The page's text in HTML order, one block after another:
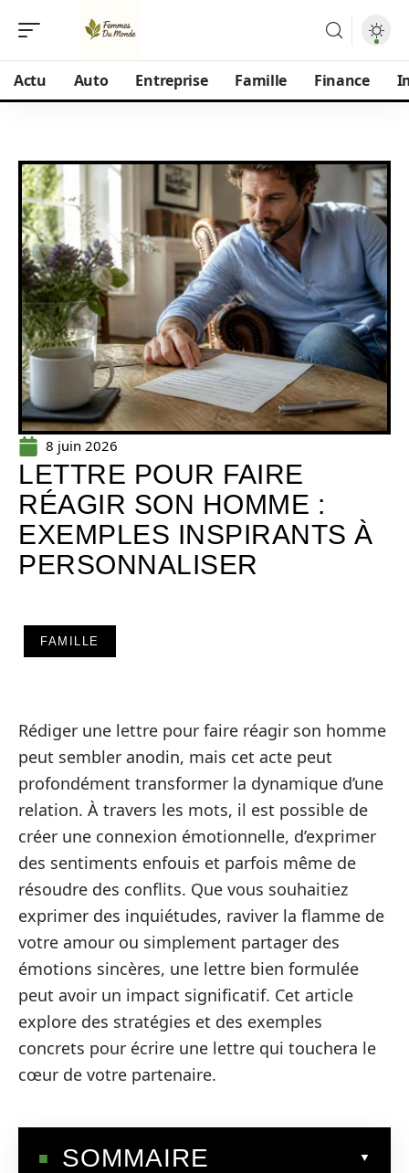
Actu Auto Entreprise Famille Finance
8 juin 2026
LETTRE POUR FAIRE
RÉAGIR SON HOMME :
EXEMPLES INSPIRANTS À
PERSONNALISER
FAMILLE
Rédiger une lettre pour faire réagir son homme
peut sembler anodin, mais cet acte peut
profondément transformer la dynamique d’une
relation. À travers les mots, il est possible de
créer une connexion émotionnelle, d’exprimer
des sentiments enfouis et parfois même de
résoudre des conflits. Que vous souhaitiez
exprimer des inquiétudes, raviver la flamme de
votre amour ou simplement partager des
émotions sincères, une lettre bien formulée
peut avoir un impact significatif. Cet article
explore des stratégies et des exemples
concrets pour écrire une lettre qui touchera le
cœur de votre partenaire.
SOMMAIRE